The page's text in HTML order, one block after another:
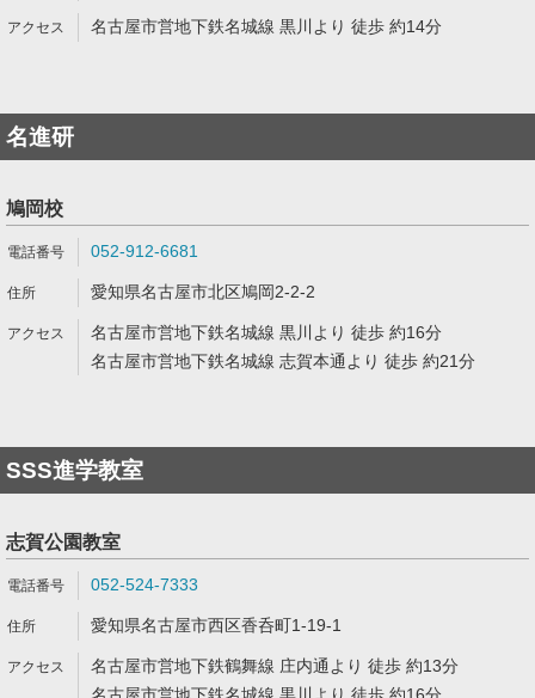
名古屋市営地下鉄名城線 黒川より 徒歩 約14分
名進研
鳩岡校
052-912-6681
愛知県名古屋市北区鳩岡2-2-2
名古屋市営地下鉄名城線 黒川より 徒歩 約16分
名古屋市営地下鉄名城線 志賀本通より 徒歩 約21分
SSS進学教室
志賀公園教室
052-524-7333
愛知県名古屋市西区香呑町1-19-1
名古屋市営地下鉄鶴舞線 庄内通より 徒歩 約13分